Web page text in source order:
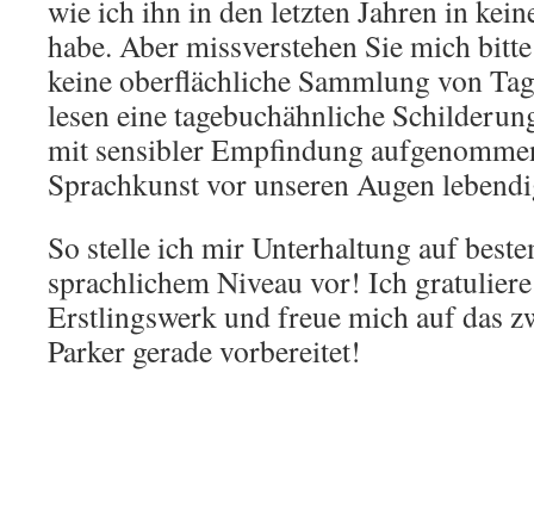
wie ich ihn in den letzten Jahren in
habe. Aber missverstehen Sie mich
keine oberflächliche Sammlung von
lesen eine tagebuchähnliche
mit sensibler Empfindung
Sprachkunst vor unseren Augen
So stelle ich mir Unterhaltung auf
sprachlichem Niveau vor! Ich
Erstlingswerk und freue mich auf das
Parker gerade vorbereitet!